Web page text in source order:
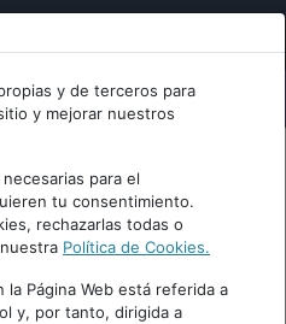
y de terceros para
y mejorar nuestros
para el
tu consentimiento.
rechazarlas todas o
Política de Cookies.
la Página Web está referida a
y, por tanto, dirigida a